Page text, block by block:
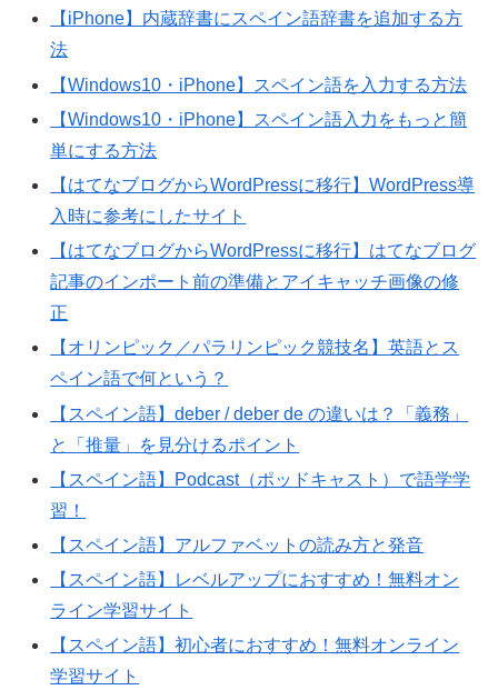
【iPhone】内蔵辞書にスペイン語辞書を追加する方
法
【Windows10・iPhone】スペイン語を入力する方法
【Windows10・iPhone】スペイン語入力をもっと簡
単にする方法
【はてなブログからWordPressに移行】WordPress導
入時に参考にしたサイト
【はてなブログからWordPressに移行】はてなブログ
記事のインポート前の準備とアイキャッチ画像の修
正
【オリンピック／パラリンピック競技名】英語とス
ペイン語で何という？
【スペイン語】deber / deber de の違いは？「義務」
と「推量」を見分けるポイント
【スペイン語】Podcast（ポッドキャスト）で語学学
習！
【スペイン語】アルファベットの読み方と発音
【スペイン語】レベルアップにおすすめ！無料オン
ライン学習サイト
【スペイン語】初心者におすすめ！無料オンライン
学習サイト